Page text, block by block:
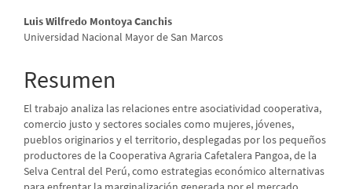
Contenido
del
artículo
Luis Wilfredo Montoya Canchis
Universidad Nacional Mayor de San Marcos
Resumen
El trabajo analiza las relaciones entre asociatividad cooperativa,
comercio justo y sectores sociales como mujeres, jóvenes,
pueblos originarios y el territorio, desplegadas por los pequeños
productores de la Cooperativa Agraria Cafetalera Pangoa, de la
Selva Central del Perú, como estrategias económico alternativas